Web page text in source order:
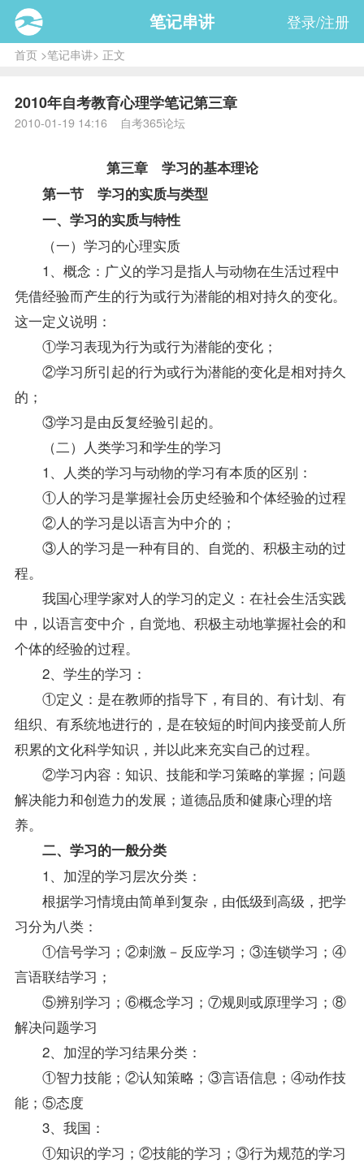
笔记串讲 登录/注册
首页>笔记串讲> 正文
2010年自考教育心理学笔记第三章
2010-01-19 14:16 自考365论坛
第三章 学习的基本理论
第一节 学习的实质与类型
一、学习的实质与特性
（一）学习的心理实质
1、概念：广义的学习是指人与动物在生活过程中
凭借经验而产生的行为或行为潜能的相对持久的变化。
这一定义说明：
①学习表现为行为或行为潜能的变化；
②学习所引起的行为或行为潜能的变化是相对持久
的；
③学习是由反复经验引起的。
（二）人类学习和学生的学习
1、人类的学习与动物的学习有本质的区别：
①人的学习是掌握社会历史经验和个体经验的过程
②人的学习是以语言为中介的；
③人的学习是一种有目的、自觉的、积极主动的过
程。
我国心理学家对人的学习的定义：在社会生活实践
中，以语言变中介，自觉地、积极主动地掌握社会的和
个体的经验的过程。
2、学生的学习：
①定义：是在教师的指导下，有目的、有计划、有
组织、有系统地进行的，是在较短的时间内接受前人所
积累的文化科学知识，并以此来充实自己的过程。
②学习内容：知识、技能和学习策略的掌握；问题
解决能力和创造力的发展；道德品质和健康心理的培
养。
二、学习的一般分类
1、加涅的学习层次分类：
根据学习情境由简单到复杂，由低级到高级，把学
习分为八类：
①信号学习；②刺激－反应学习；③连锁学习；④
言语联结学习；
⑤辨别学习；⑥概念学习；⑦规则或原理学习；⑧
解决问题学习
2、加涅的学习结果分类：
①智力技能；②认知策略；③言语信息；④动作技
能；⑤态度
3、我国：
①知识的学习；②技能的学习；③行为规范的学习